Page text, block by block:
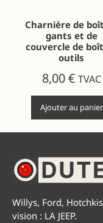
Charnière de
gants et de
couvercle de
outils
8,00€ TVAC
Ajouter au panier
Willys, Ford,
vision : LA JEEP.